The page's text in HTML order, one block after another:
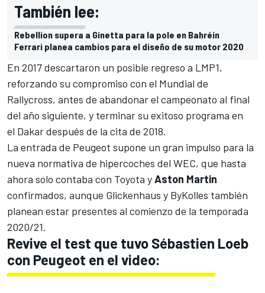
También lee:
Rebellion supera a Ginetta para la pole en Bahréin
Ferrari planea cambios para el diseño de su motor 2020
En 2017 descartaron un posible regreso a LMP1,
reforzando su compromiso con el Mundial de
Rallycross, antes de abandonar el campeonato al final
del año siguiente, y terminar su exitoso programa en
el Dakar después de la cita de 2018.
La entrada de Peugeot supone un gran impulso para la
nueva normativa de hipercoches del WEC, que hasta
ahora solo contaba con Toyota yAston Martin
confirmados, aunque Glickenhaus y ByKolles también
planean estar presentes al comienzo de la temporada
2020/21.
Revive el test que tuvo Sébastien Loeb
con Peugeot en el video: